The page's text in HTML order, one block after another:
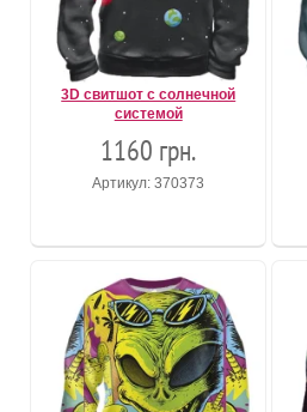
3D свитшот с солнечной
системой
1160 грн.
Артикул: 370373